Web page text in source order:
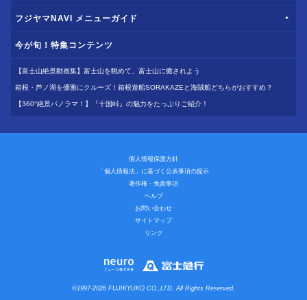
フジヤマNAVI メニューガイド
今が旬！特集コンテンツ
【富士山絶景動画集】富士山を眺めて、富士山に癒されよう
箱根・芦ノ湖を優雅にクルーズ！箱根遊船SORAKAZEと海賊船どちらがおすすめ？
【360°絶景パノラマ！】『十国峠』の魅力をたっぷりご紹介！
個人情報保護方針
「個人情報法」に基づく公表事項の提示
著作権・免責事項
ヘルプ
お問い合わせ
サイトマップ
リンク
©1997-2026 FUJIKYUKO CO.,LTD. All Rights Reserved.